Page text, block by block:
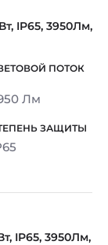
IP65, 3950Лм,
Лм
IP65, 3950Лм,